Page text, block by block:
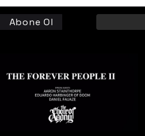
Abone Ol